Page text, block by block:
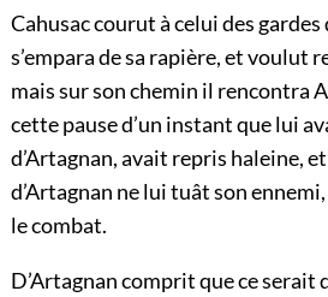
Cahusac courut à celui des
s’empara de sa rapière, et voulut
mais sur son chemin il rencontra
cette pause d’un instant que lui
d’Artagnan, avait repris haleine,
d’Artagnan ne lui tuât son
le combat.
D’Artagnan comprit que ce serait